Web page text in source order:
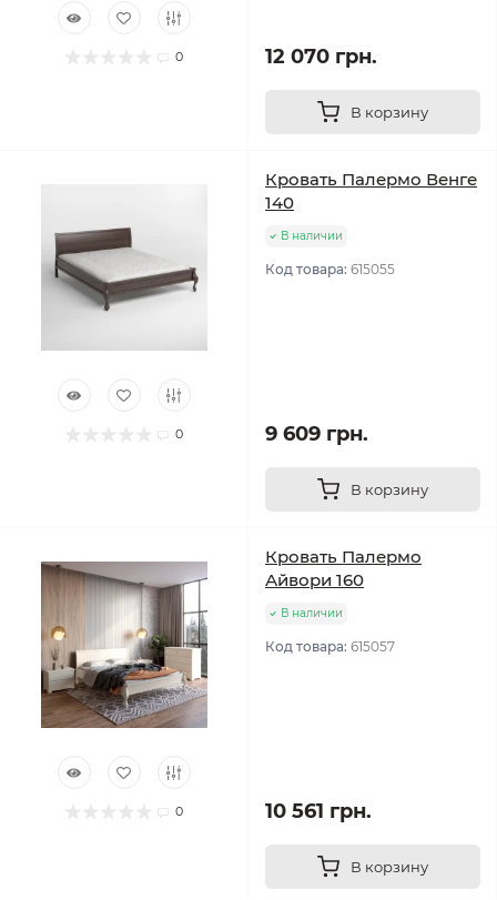
0 12 070 грн.
В корзину
0
Кровать Палермо Венге
140
В наличии
Код товара: 615055
9 609 грн.
В корзину
0
Кровать Палермо
Айвори 160
В наличии
Код товара: 615057
10 561 грн.
В корзину